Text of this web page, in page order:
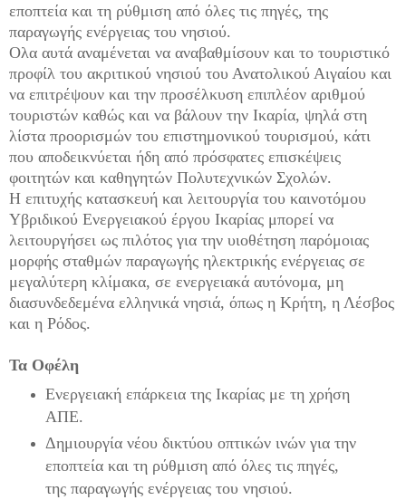
εποπτεία και τη ρύθμιση από όλες τις πηγές, της
παραγωγής ενέργειας του νησιού.
Ολα αυτά αναμένεται να αναβαθμίσουν και το τουριστικό
προφίλ του ακριτικού νησιού του Ανατολικού Αιγαίου και
να επιτρέψουν και την προσέλκυση επιπλέον αριθμού
τουριστών καθώς και να βάλουν την Ικαρία, ψηλά στη
λίστα προορισμών του επιστημονικού τουρισμού, κάτι
που αποδεικνύεται ήδη από πρόσφατες επισκέψεις
φοιτητών και καθηγητών Πολυτεχνικών Σχολών.
Η επιτυχής κατασκευή και λειτουργία του καινοτόμου
Υβριδικού Ενεργειακού έργου Ικαρίας μπορεί να
λειτουργήσει ως πιλότος για την υιοθέτηση παρόμοιας
μορφής σταθμών παραγωγής ηλεκτρικής ενέργειας σε
μεγαλύτερη κλίμακα, σε ενεργειακά αυτόνομα, μη
διασυνδεδεμένα ελληνικά νησιά, όπως η Κρήτη, η Λέσβος
και η Ρόδος.
Τα Οφέλη
Ενεργειακή επάρκεια της Ικαρίας με τη χρήση
ΑΠΕ.
Δημιουργία νέου δικτύου οπτικών ινών για την
εποπτεία και τη ρύθμιση από όλες τις πηγές,
της παραγωγής ενέργειας του νησιού.